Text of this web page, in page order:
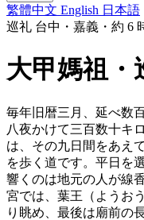
繁體中文 English 日本語
巡礼 台中・嘉義・約 6
大甲媽祖・
毎年旧暦三月、延べ数
八夜かけて三百数十キ
は、その九日間をあえ
を歩く道です。平日を
響くのは地元の人が線
宮では、葉王（ようお
り眺め、最後は廟前の